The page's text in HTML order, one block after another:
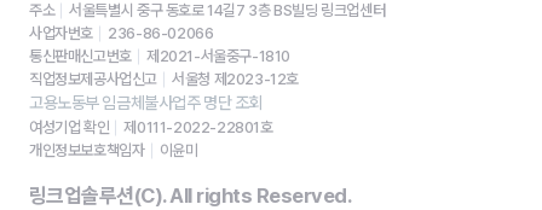
주소
서울특별시 중구 동호로 14길7 3층 BS빌딩 링크업센터
사업자번호
236-86-02066
통신판매신고번호
제2021-서울중구-1810
직업정보제공사업신고
서울청 제2023-12호
고용노동부 임금체불사업주 명단 조회
여성기업 확인
제0111-2022-22801호
개인정보보호책임자
이윤미
링크업솔루션(C). All rights Reserved.